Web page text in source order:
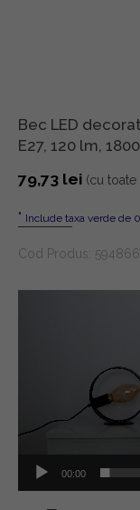
Bec LED
E27, 120 lm,
79,73 lei (cu toate
" Include taxa verde de
Cod Produs:
00:00